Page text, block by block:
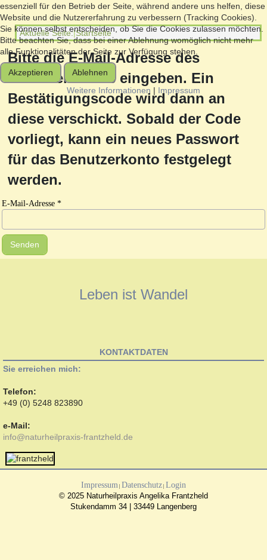
Aktuelle Seite: Startseite
Bitte die E-Mail-Adresse des
Benutzerkontos eingeben. Ein
Bestätigungscode wird dann an
diese verschickt. Sobald der Code
vorliegt, kann ein neues Passwort
für das Benutzerkonto festgelegt
werden.
E-Mail-Adresse *
Senden
Leben ist Wandel
KONTAKTDATEN
Sie erreichen mich:
Telefon:
+49 (0) 5248 823890
e-Mail:
info@naturheilpraxis-frantzheld.de
Impressum Datenschutz Login
© 2025 Naturheilpraxis Angelika Frantzheld
Stukendamm 34 | 33449 Langenberg
essenziell für den Betrieb der Seite, während andere uns helfen, diese
Website und die Nutzererfahrung zu verbessern (Tracking Cookies).
Sie können selbst entscheiden, ob Sie die Cookies zulassen möchten.
Bitte beachten Sie, dass bei einer Ablehnung womöglich nicht mehr
alle Funktionalitäten der Seite zur Verfügung stehen.
Akzeptieren
Ablehnen
Weitere Informationen | Impressum